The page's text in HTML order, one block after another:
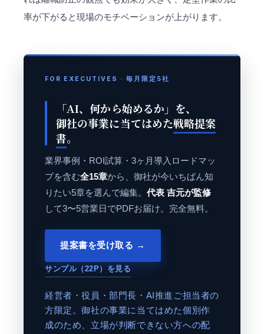
率が下がると現場のモチベーションが上がります。
FOR EXECUTIVES · 毎月限定5社
「AI、何から始めるか」を、
御社の事業に当てはめた戦略提案
書。
業界事例・ROI試算・3ヶ月導入ロードマッ
プを含む全15章から、御社が今いちばん知
りたい5章を選んで編集。 代表 吉元が監修
して3〜5営業日でPDFお届け。完全無料。
提案書を受け取る →
サンプル（22P）を見る
経営者・役員・部門長・AI推進ご担当者の
方限定。御社の事業に当てはめた個別作
成のため、立場が判断できない方への配